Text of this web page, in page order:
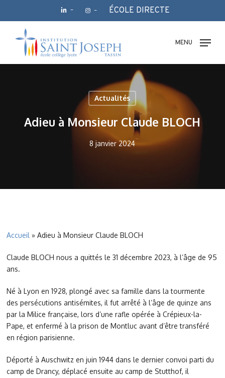
content
– – ÉCOLE DIRECTE
MENU
Actualités
Adieu à Monsieur Claude BLOCH
8 janvier 2024
Accueil »Adieu à Monsieur Claude BLOCH
Claude BLOCH nous a quittés le 31 décembre 2023, à l’âge de 95
ans.
Né à Lyon en 1928, plongé avec sa famille dans la tourmente
des persécutions antisémites, il fut arrêté à l’âge de quinze ans
par la Milice française, lors d’une rafle opérée à Crépieux-la-
Pape, et enfermé à la prison de Montluc avant d’être transféré
en région parisienne.
Déporté à Auschwitz en juin 1944 dans le dernier convoi parti du
camp de Drancy, déplacé ensuite au camp de Stutthof, il
le